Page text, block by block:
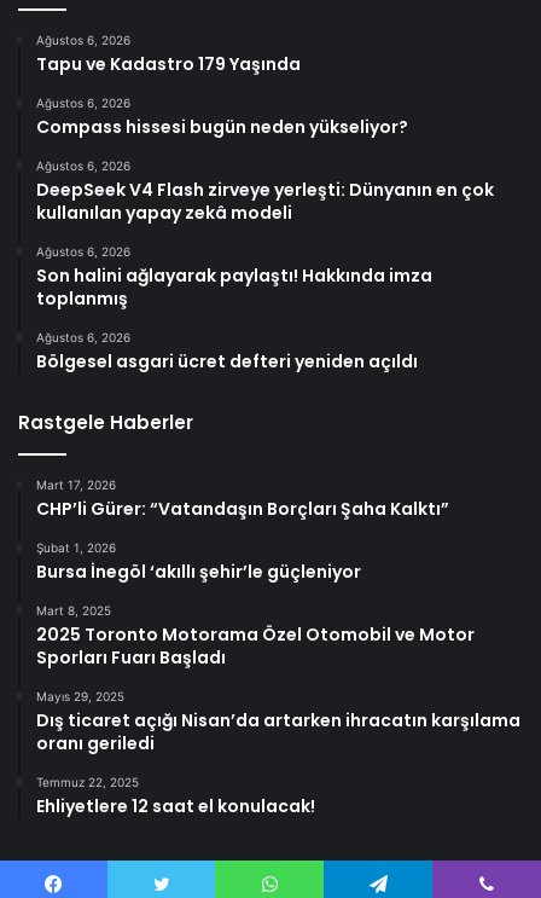
Ağustos 6, 2026
Tapu ve Kadastro 179 Yaşında
Ağustos 6, 2026
Compass hissesi bugün neden yükseliyor?
Ağustos 6, 2026
DeepSeek V4 Flash zirveye yerleşti: Dünyanın en çok
kullanılan yapay zekâ modeli
Ağustos 6, 2026
Son halini ağlayarak paylaştı! Hakkında imza
toplanmış
Ağustos 6, 2026
Bölgesel asgari ücret defteri yeniden açıldı
Rastgele Haberler
Mart 17, 2026
CHP’li Gürer: “Vatandaşın Borçları Şaha Kalktı”
Şubat 1, 2026
Bursa İnegöl ‘akıllı şehir’le güçleniyor
Mart 8, 2025
2025 Toronto Motorama Özel Otomobil ve Motor
Sporları Fuarı Başladı
Mayıs 29, 2025
Dış ticaret açığı Nisan’da artarken ihracatın karşılama
oranı geriledi
Temmuz 22, 2025
Ehliyetlere 12 saat el konulacak!